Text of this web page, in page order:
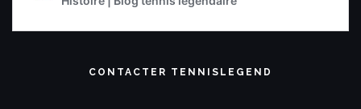
CONTACTER TENNISLEGEND